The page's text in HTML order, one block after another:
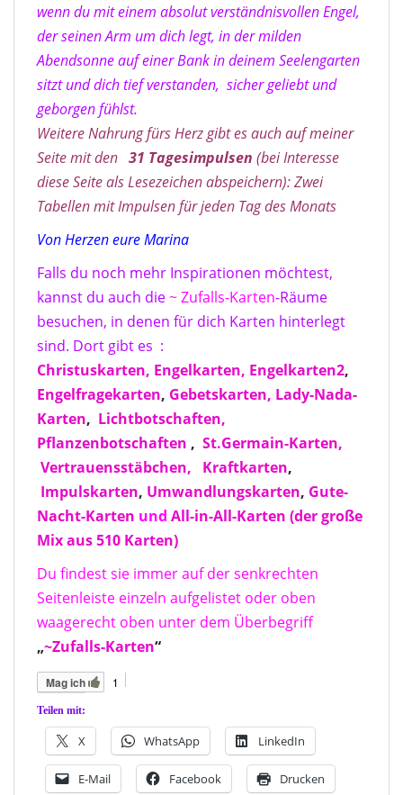
wenn du mit einem absolut verständnisvollen Engel,
der seinen Arm um dich legt, in der milden
Abendsonne auf einer Bank in deinem Seelengarten
sitzt und dich tief verstanden, sicher geliebt und
geborgen fühlst.
Weitere Nahrung fürs Herz gibt es auch auf meiner
Seite mit den 31 Tagesimpulsen (bei Interesse
diese Seite als Lesezeichen abspeichern): Zwei
Tabellen mit Impulsen für jeden Tag des Monats
Von Herzen eure Marina
Falls du noch mehr Inspirationen möchtest,
kannst du auch die~ Zufalls-Karten-Räume
besuchen, in denen für dich Karten hinterlegt
sind. Dort gibt es :
Christuskarten, Engelkarten, Engelkarten2,
Engelfragekarten, Gebetskarten, Lady-Nada-
Karten, Lichtbotschaften,
Pflanzenbotschaften , St.Germain-Karten,
Vertrauensstäbchen,
Kraftkarten,
Impulskarten, Umwandlungskarten, Gute-
Nacht-Karten und All-in-All-Karten (der große
Mix aus 510 Karten)
Du findest sie immer auf der senkrechten
Seitenleiste einzeln aufgelistet oder oben
waagerecht oben unter dem Überbegriff
„~Zufalls-Karten“
Mag ich 1
Teilen mit:
X WhatsApp LinkedIn
E-Mail Facebook Drucken